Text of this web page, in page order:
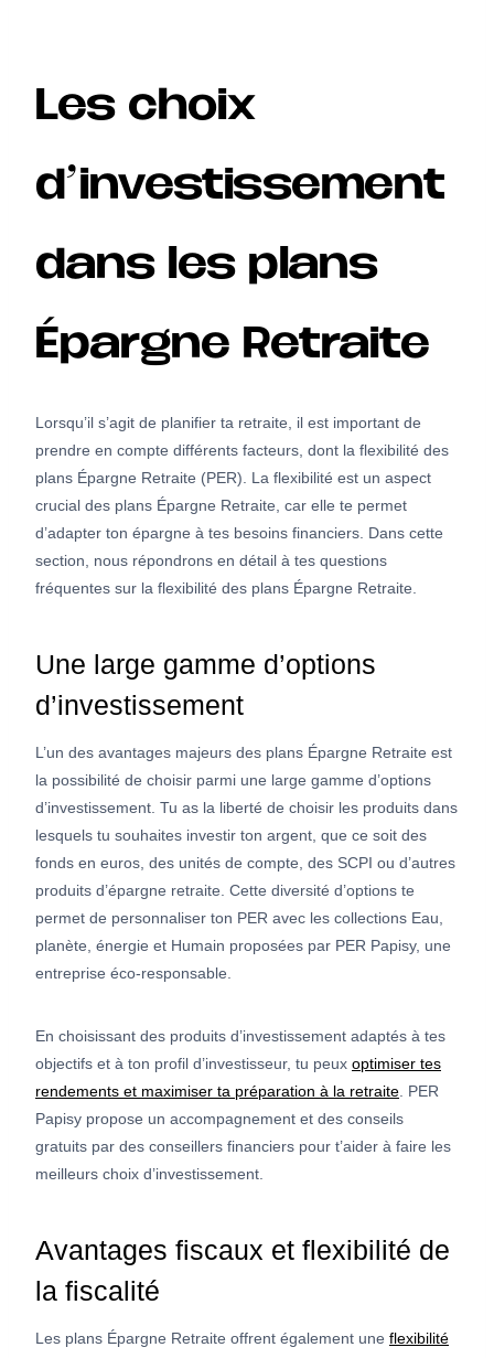
Les choix
d’investissement
dans les plans
Épargne Retraite
Lorsqu’il s’agit de planifier ta retraite, il est important de
prendre en compte différents facteurs, dont la flexibilité des
plans Épargne Retraite (PER). La flexibilité est un aspect
crucial des plans Épargne Retraite, car elle te permet
d’adapter ton épargne à tes besoins financiers. Dans cette
section, nous répondrons en détail à tes questions
fréquentes sur la flexibilité des plans Épargne Retraite.
Une large gamme d’options
d’investissement
L’un des avantages majeurs des plans Épargne Retraite est
la possibilité de choisir parmi une large gamme d’options
d’investissement. Tu as la liberté de choisir les produits dans
lesquels tu souhaites investir ton argent, que ce soit des
fonds en euros, des unités de compte, des SCPI ou d’autres
produits d’épargne retraite. Cette diversité d’options te
permet de personnaliser ton PER avec les collections Eau,
planète, énergie et Humain proposées par PER Papisy, une
entreprise éco-responsable.
En choisissant des produits d’investissement adaptés à tes
objectifs et à ton profil d’investisseur, tu peux optimiser tes
rendements et maximiser ta préparation à la retraite . PER
Papisy propose un accompagnement et des conseils
gratuits par des conseillers financiers pour t’aider à faire les
meilleurs choix d’investissement.
Avantages fiscaux et flexibilité de
la fiscalité
Les plans Épargne Retraite offrent également une flexibilité